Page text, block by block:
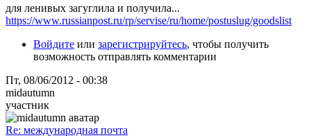
для ленивых загуглила и получила...
https://www.russianpost.ru/rp/servise/ru/home/postuslug/goodslist
Войдите или зарегистрируйтесь, чтобы получить
возможность отправлять комментарии
Пт, 08/06/2012 - 00:38
midautumn
участник
Re: международная почта